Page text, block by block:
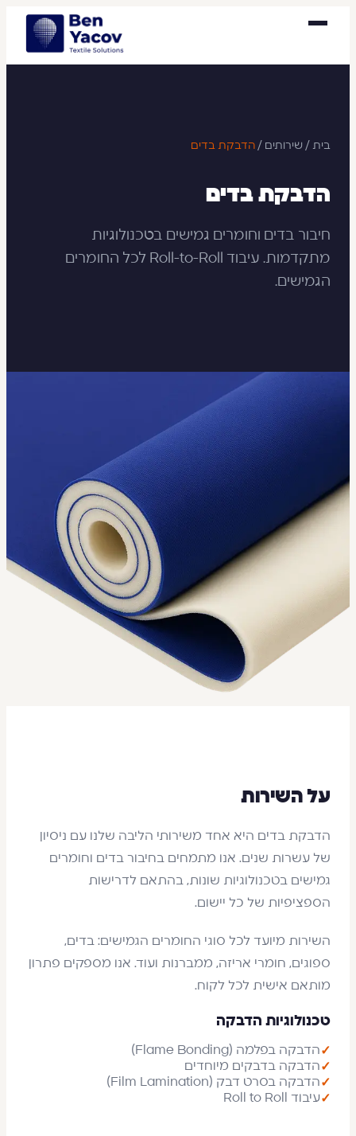
בית / שירותים / הדבקת בדים
הדבקת בדים
חיבור בדים וחומרים גמישים בטכנולוגיות
מתקדמות. עיבוד Roll-to-Roll לכל החומרים
הגמישים.
על השירות
הדבקת בדים היא אחד משירותי הליבה שלנו עם ניסיון
של עשרות שנים. אנו מתמחים בחיבור בדים וחומרים
גמישים בטכנולוגיות שונות, בהתאם לדרישות
הספציפיות של כל יישום.
השירות מיועד לכל סוגי החומרים הגמישים: בדים,
ספוגים, חומרי אריזה, ממברנות ועוד. אנו מספקים פתרון
מותאם אישית לכל לקוח.
טכנולוגיות הדבקה
✓הדבקה בפלמה (Flame Bonding)
✓הדבקה בדבקים מיוחדים
✓הדבקה בסרט דבק (Film Lamination)
✓עיבוד Roll to Roll